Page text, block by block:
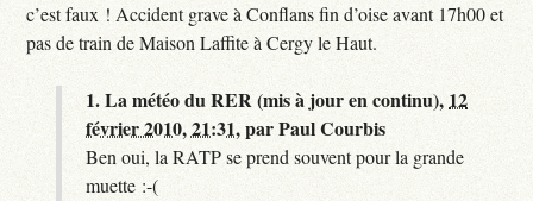
c’est faux ! Accident grave à Conflans fin d’oise avant 17h00 et
pas de train de Maison Laffite à Cergy le Haut.
1.La météo du RER (mis à jour en continu), 12
février 2010, 21:31,parPaul Courbis
Ben oui, la RATP se prend souvent pour la grande
muette :-(